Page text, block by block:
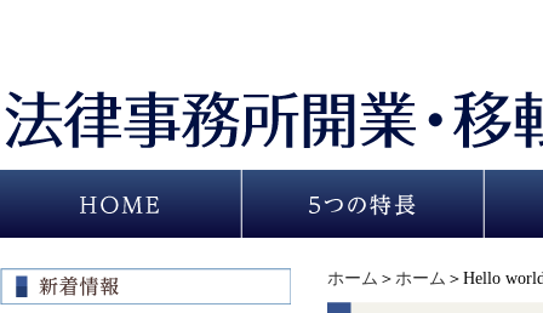
ホーム ＞ ホーム ＞Hello